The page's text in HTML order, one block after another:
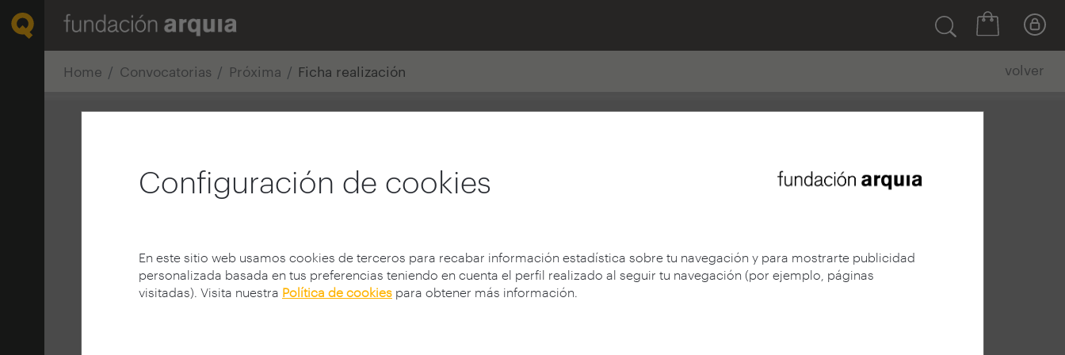
Configuración de cookies
En este sitio web usamos cookies de terceros para recabar información estadística sobre tu navegación y para mostrarte publicidad
personalizada basada en tus preferencias teniendo en cuenta el perfil realizado al seguir tu navegación (por ejemplo, páginas
visitadas). Visita nuestra Política de cookies para obtener más información.
Home Convocatorias Próxima Ficha realización volver